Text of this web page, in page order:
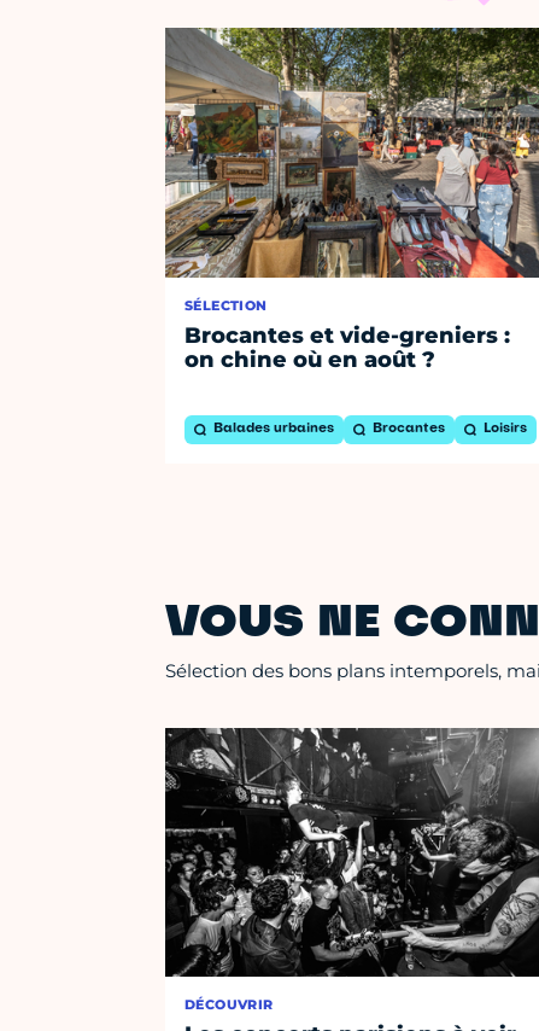
SÉLECTION
Brocantes et vide-greniers :
on chine où en août ?
Balades urbaines Brocantes Loisirs
VOUS NE
Sélection des bons plans intemporels,
DÉCOUVRIR